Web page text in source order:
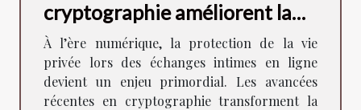
cryptographie améliorent la
sécurité des échanges intimes
?
À l’ère numérique, la protection de la vie
privée lors des échanges intimes en ligne
devient un enjeu primordial. Les avancées
récentes en cryptographie transforment la